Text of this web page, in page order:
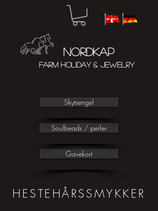
NORDKAP
FARM HOLIDAY & JEWELRY
Skytsengel
Soulbeads / perler
Gavekort
HESTEHÅRSSMYKKER